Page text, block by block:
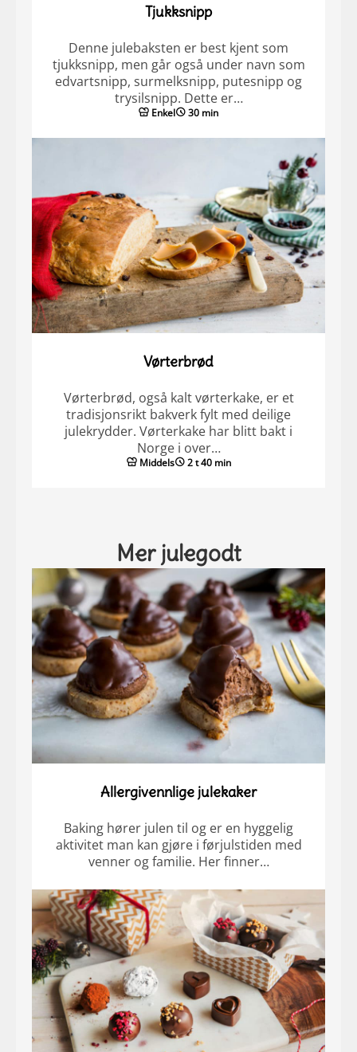
Tjukksnipp
Denne julebaksten er best kjent som
tjukksnipp, men går også under navn som
edvartsnipp, surmelksnipp, putesnipp og
trysilsnipp. Dette er…
Enkel 30 min
Vørterbrød
Vørterbrød, også kalt vørterkake, er et
tradisjonsrikt bakverk fylt med deilige
julekrydder. Vørterkake har blitt bakt i
Norge i over…
Middels 2 t 40 min
Mer julegodt
Allergivennlige julekaker
Baking hører julen til og er en hyggelig
aktivitet man kan gjøre i førjulstiden med
venner og familie. Her finner…